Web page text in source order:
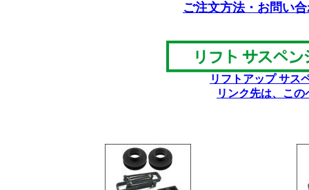
ご注文方法・お問い
リフトアップ サス
リンク先は、こ